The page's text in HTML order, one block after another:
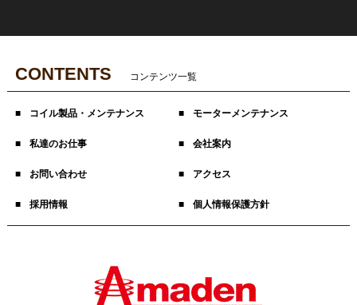
CONTENTS コンテンツ一覧
コイル製品・メンテナンス モーターメンテナンス
私達のお仕事 会社案内
お問い合わせ アクセス
採用情報 個人情報保護方針